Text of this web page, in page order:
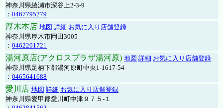
神奈川県綾瀬市深谷上2-3-9
： 0467795279
厚木本店 地図 詳細 お気に入り店舗登録
神奈川県厚木市岡田3005
： 0462201721
湯河原店(アクロスプラザ湯河原) 地図 詳細 お気に入り店舗登録
神奈川県足柄下郡湯河原町中央1-1617-54
： 0465641688
愛川店 地図 詳細 お気に入り店舗登録
神奈川県愛甲郡愛川町中津９７５-１